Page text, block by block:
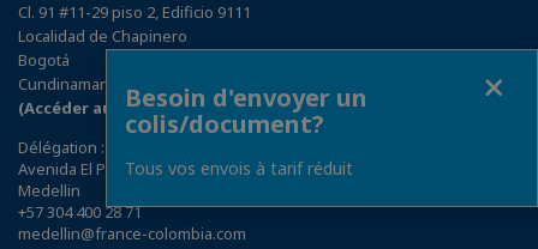
Cl. 91 #11-29 piso 2, Edificio 9111
Localidad de Chapinero
Bogotá
Cundinamarca
(Accéder au plan)
Délégation : Bureau de Medellin
Avenida El Poblado N° 5 A - 113, One Plaza, Oficina 504
Medellin
+57 304 400 28 71
medellin@france-colombia.com
Besoin d'envoyer un
colis/document?
Tous vos envois à tarif réduit